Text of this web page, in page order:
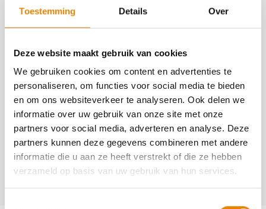
Toestemming Details Over
Deze website maakt gebruik van cookies
We gebruiken cookies om content en advertenties te
personaliseren, om functies voor social media te bieden
en om ons websiteverkeer te analyseren. Ook delen we
informatie over uw gebruik van onze site met onze
partners voor social media, adverteren en analyse. Deze
partners kunnen deze gegevens combineren met andere
informatie die u aan ze heeft verstrekt of die ze hebben
verzameld op basis van uw gebruik van hun services.
Georganiseerd door
Dais vzw
http://www.dais.be
Contact
André Keupers
+32(0)476 20 11 04
andre.keupers@dais.be